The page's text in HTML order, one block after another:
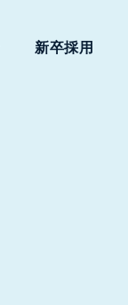
新卒採用